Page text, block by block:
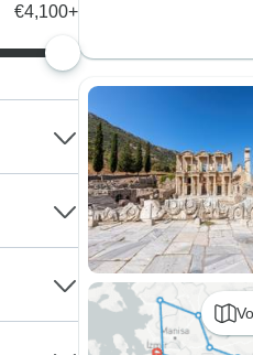
€4,100+